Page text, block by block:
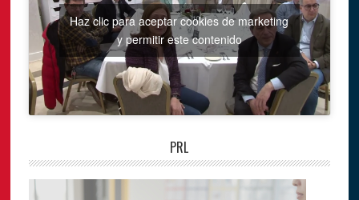
Haz clic para aceptar cookies de marketing
y permitir este contenido
PRL